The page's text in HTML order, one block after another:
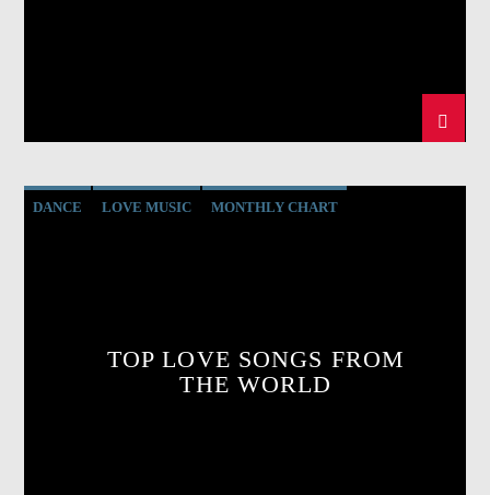
DANCE LOVE MUSIC MONTHLY CHART
TOP LOVE SONGS FROM
THE WORLD